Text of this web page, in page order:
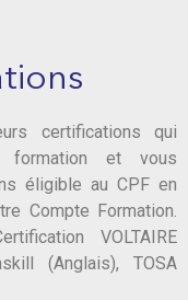
certifications qui
formation et vous
éligible au CPF en
Compte Formation.
VOLTAIRE
(Anglais), TOSA